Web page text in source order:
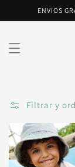
directamente
al contenido
ENVIOS
Filtrar y